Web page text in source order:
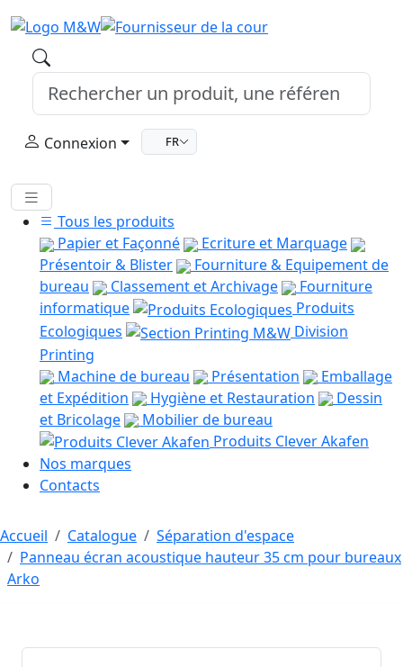
Connexion FR
Tous les produits
Papier et Façonné
Ecriture et Marquage
Présentoir & Blister
Fourniture & Equipement de
bureau
Classement et Archivage
Fourniture
informatique
Produits
Ecologiques
Division
Printing
Machine de bureau
Présentation
Emballage
et Expédition
Hygiène et Restauration
Dessin
et Bricolage
Mobilier de bureau
Produits Clever Akafen
Nos marques
Contacts
Accueil Catalogue
Séparation d'espace
Panneau écran acoustique hauteur 35 cm pour bureaux
Arko